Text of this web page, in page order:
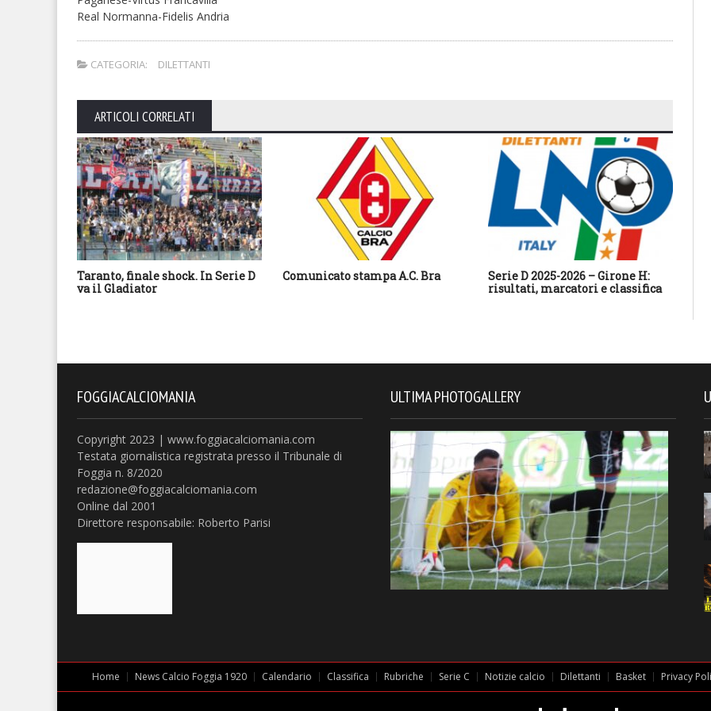
Real Normanna-Fidelis Andria
CATEGORIA: DILETTANTI
ARTICOLI CORRELATI
Taranto, finale shock. In Serie D
va il Gladiator
Comunicato stampa A.C. Bra
Serie D 2025-2026 – Girone H:
risultati, marcatori e classifica
FOGGIACALCIOMANIA
Copyright 2023 | www.foggiacalciomania.com
Testata giornalistica registrata presso il Tribunale di
Foggia n. 8/2020
redazione@foggiacalciomania.com
Online dal 2001
Direttore responsabile: Roberto Parisi
ULTIMA PHOTOGALLERY
Home News Calcio Foggia 1920 Calendario Classifica Rubriche Serie C Notizie calcio Dilettanti Basket Privacy